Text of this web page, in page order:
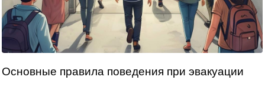
Основные правила поведения при эвакуации